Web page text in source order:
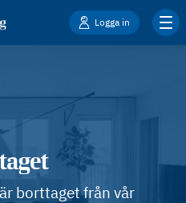
Logga in
borttaget från vår